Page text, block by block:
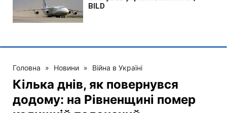
Головна » Новини » Війна в Україні
Кілька днів, як повернувся
додому: на Рівненщині помер